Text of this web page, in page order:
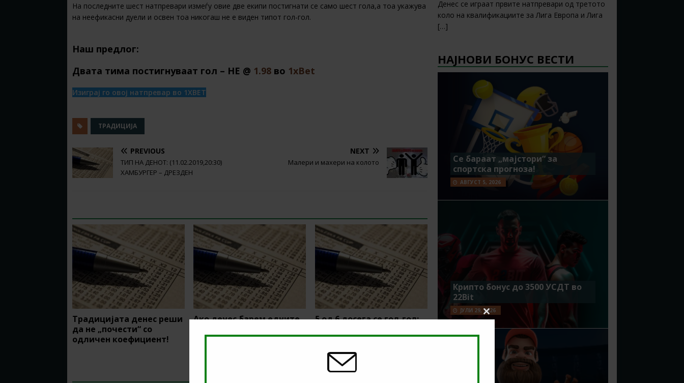
На последните шест натпревари измеѓу овие две екипи постигнати се само шест гола,а тоа укажува
на неефикасни дуели и освен тоа никогаш не е виден типот гол-гол.
Наш предлог:
Двата тима постигнуваат гол – НЕ @ 1.98 во 1хBet
Изиграј го овој натпревар во 1XBET
ТРАДИЦИЈА
PREVIOUS
ТИП НА ДЕНОТ: (11.02.2019,20:30)
ХАМБУРГЕР – ДРЕЗДЕН
NEXT
Малери и махери на колото
Традицијата денес реши
да не „почести“ со
одличен коефициент!
Ако денес барем едните
тогаш имаме одличен
5 од 6 досега се гол-гол:
Денес се играат првите натпревари од третото
коло на квалификациите за Лига Европа и Лига
[…]
НАЈНОВИ БОНУС ВЕСТИ
Се бараат „мајстори“ за
спортска прогноза!
АВГУСТ 5, 2026
Крипто бонус до 3500 УСДТ во
22Bit
ЈУЛИ 29, 2026
Close
module